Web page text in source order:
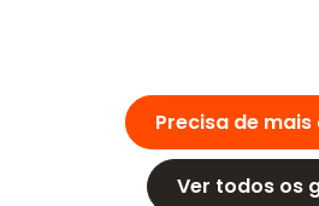
Precisa de mais
Ver todos os